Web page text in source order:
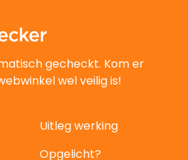
gecheckt. Kom er
wel veilig is!
Uitleg werking
Opgelicht?